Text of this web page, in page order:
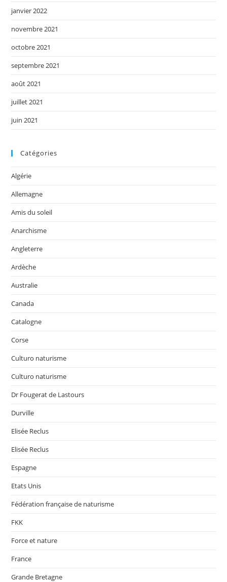
janvier 2022
novembre 2021
octobre 2021
septembre 2021
août 2021
juillet 2021
juin 2021
Catégories
Algérie
Allemagne
Amis du soleil
Anarchisme
Angleterre
Ardèche
Australie
Canada
Catalogne
Corse
Culturo naturisme
Culturo naturisme
Dr Fougerat de Lastours
Durville
Elisée Reclus
Elisée Reclus
Espagne
Etats Unis
Fédération française de naturisme
FKK
Force et nature
France
Grande Bretagne